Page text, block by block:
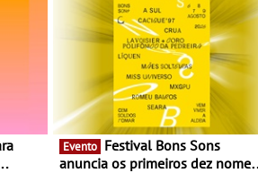
Evento
anuncia os primeiros dez nomes